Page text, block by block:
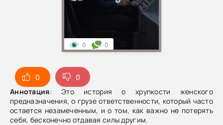
0
0
Аннотация: Это история о хрупкости женского
предназначения, о грузе ответственности, который часто
остается незамеченным, и о том, как важно не потерять
себя, бесконечно отдавая силы другим.
0 0